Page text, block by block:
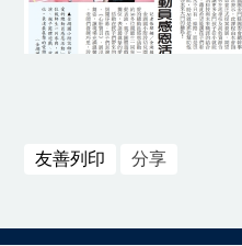
友善列印 分享